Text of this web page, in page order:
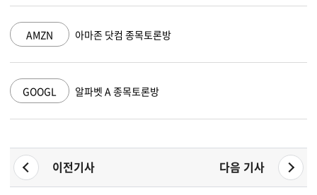
AMZN 아마존 닷컴 종목토론방
GOOGL 알파벳 A 종목토론방
이전기사 다음 기사